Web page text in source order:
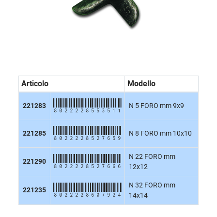
Articolo Modello
221283 8022228553511 N 5 FORO mm 9x9
221285 8022228527659 N 8 FORO mm 10x10
221290 8022228527666
N 22 FORO mm
12x12
221235 8022228607924
N 32 FORO mm
14x14